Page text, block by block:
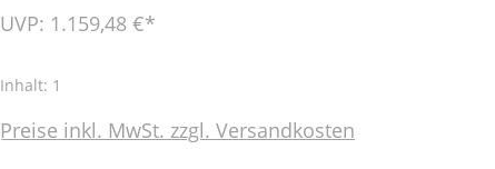
UVP: 1.159,48 €*
Inhalt: 1
Preise inkl. MwSt. zzgl. Versandkosten